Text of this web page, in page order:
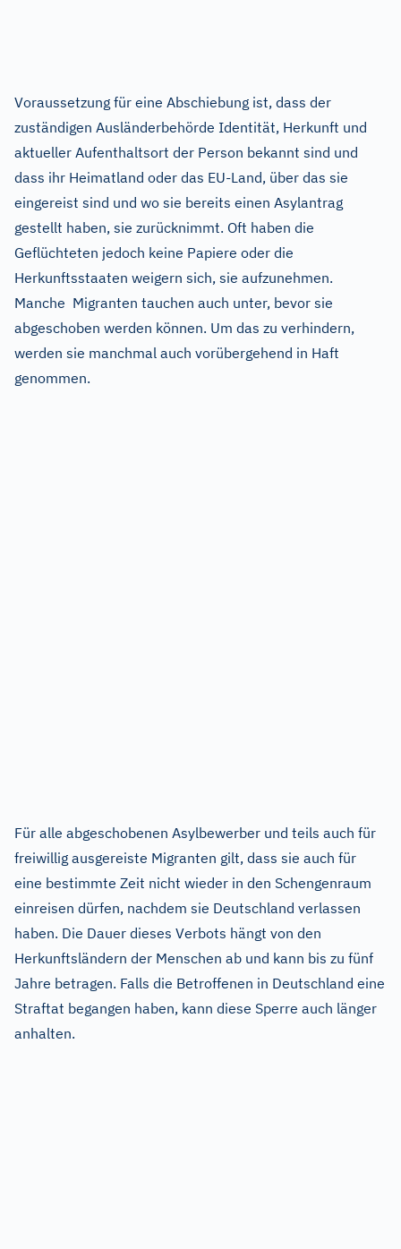
Voraussetzung für eine Abschiebung ist, dass der
zuständigen Ausländerbehörde Identität, Herkunft und
aktueller Aufenthaltsort der Person bekannt sind und
dass ihr Heimatland oder das EU-Land, über das sie
eingereist sind und wo sie bereits einen Asylantrag
gestellt haben, sie zurücknimmt. Oft haben die
Geflüchteten jedoch keine Papiere oder die
Herkunftsstaaten weigern sich, sie aufzunehmen.
Manche Migranten tauchen auch unter, bevor sie
abgeschoben werden können. Um das zu verhindern,
werden sie manchmal auch vorübergehend in Haft
genommen.
Für alle abgeschobenen Asylbewerber und teils auch für
freiwillig ausgereiste Migranten gilt, dass sie auch für
eine bestimmte Zeit nicht wieder in den Schengenraum
einreisen dürfen, nachdem sie Deutschland verlassen
haben. Die Dauer dieses Verbots hängt von den
Herkunftsländern der Menschen ab und kann bis zu fünf
Jahre betragen. Falls die Betroffenen in Deutschland eine
Straftat begangen haben, kann diese Sperre auch länger
anhalten.